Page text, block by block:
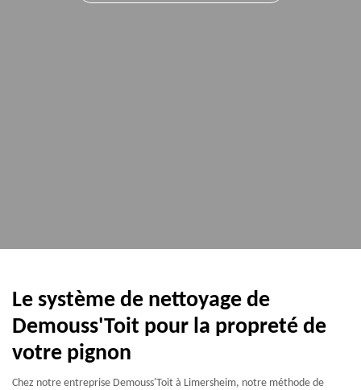
Le système de nettoyage de
Demouss'Toit pour la propreté de
votre pignon
Chez notre entreprise Demouss'Toit à Limersheim, notre méthode de